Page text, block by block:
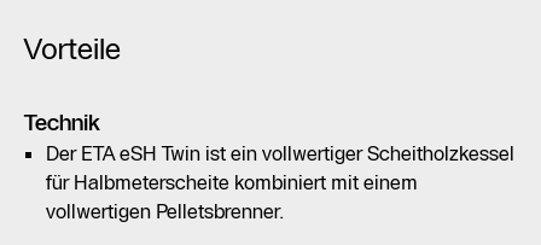
Vorteile
Technik
Der ETA eSH Twin ist ein vollwertiger Scheitholzkessel
für Halbmeterscheite kombiniert mit einem
vollwertigen Pelletsbrenner.